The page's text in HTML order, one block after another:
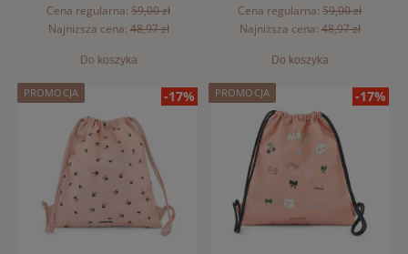
Cena regularna: 59,00 zł
Najniższa cena:48,97 zł
Do koszyka
Cena regularna: 59,00 zł
Najniższa cena:48,97 zł
Do koszyka
-17%
PROMOCJA -17%
PROMOCJA